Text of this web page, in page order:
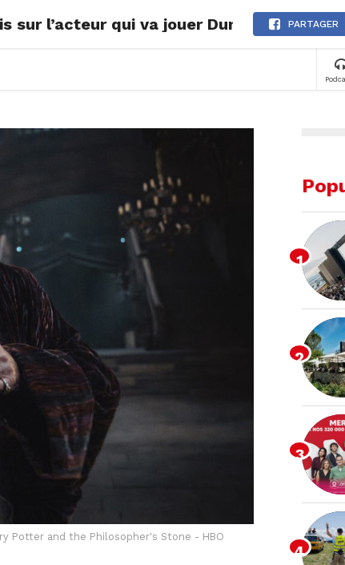
POP CULTURE CONCOURS AGENDA
sur l’acteur qui va jouer DumbledorePARTAGER
Potter and the Philosopher's Stone - HBO